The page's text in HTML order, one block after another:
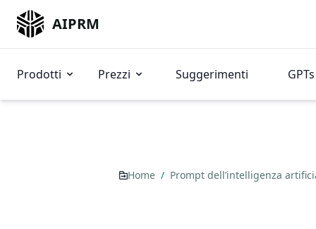
AIPRM
Prodotti Prezzi Suggerimenti
Home / Prompt dell’intelligenza